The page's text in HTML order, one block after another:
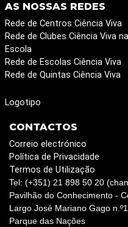
AS NOSSAS REDES
Rede de Centros Ciência Viva
Rede de Clubes Ciência Viva na
Escola
Rede de Escolas Ciência Viva
Rede de Quintas Ciência Viva
Logotipo
CONTACTOS
Correio electrónico
Política de Privacidade
Termos de Utilização
Tel: (+351) 21 898 50 20
Pavilhão do Conhecimento -
Largo José Mariano Gago n.º1
Parque das Nações